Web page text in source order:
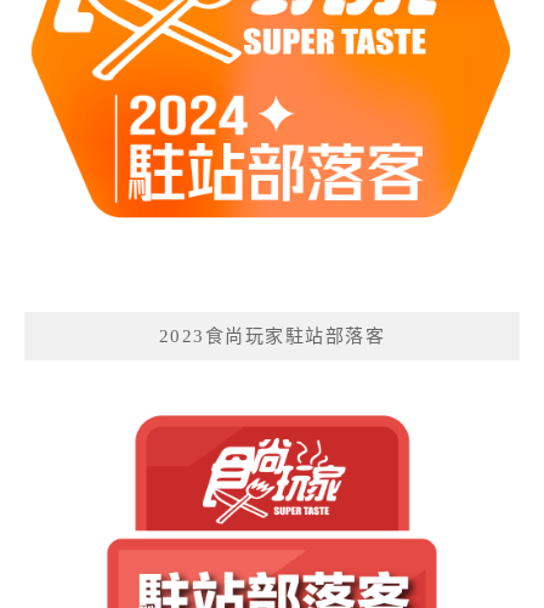
2023食尚玩家駐站部落客